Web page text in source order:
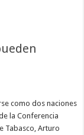
como dos naciones
la Conferencia
Tabasco, Arturo